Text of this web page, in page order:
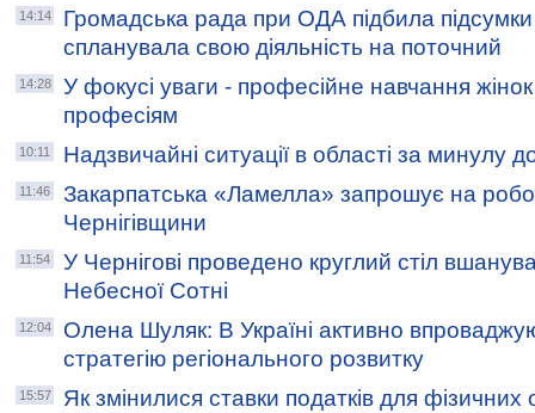
14:14
Громадська рада при ОДА підбила
спланувала свою діяльність на поточний
14:28
У фокусі уваги - професійне навчання
професіям
10:11 Надзвичайні ситуації в області за минулу
11:46
Закарпатська «Ламелла» запрошує на
Чернігівщини
11:54
У Чернігові проведено круглий стіл
Небесної Сотні
12:04
Олена Шуляк: В Україні активно
стратегію регіонального розвитку
15:57
Як змінилися ставки податків для фізичних